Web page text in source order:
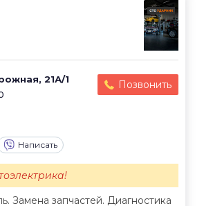
21А/1
Позвонить
Написать
Замена запчастей. Диагностика